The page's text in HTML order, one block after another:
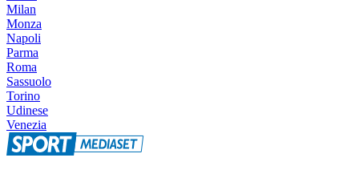
Milan
Monza
Napoli
Parma
Roma
Sassuolo
Torino
Udinese
Venezia